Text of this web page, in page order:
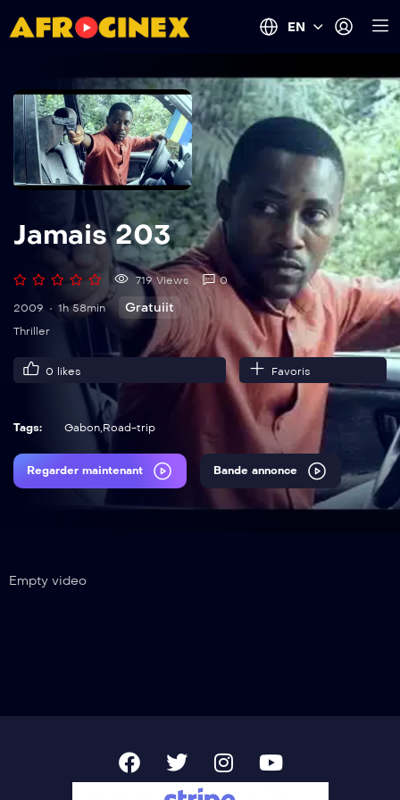
EN
Jamais 203
719 Views 0
2009 1h 58min Gratuiit
Thriller
0 likes Favoris
Tags: Gabon,Road-trip
Regarder maintenant Bande annonce
Empty video